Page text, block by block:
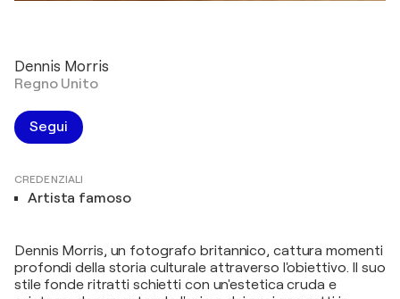
Dennis Morris
Regno Unito
Segui
CREDENZIALI
Artista famoso
Dennis Morris, un fotografo britannico, cattura momenti
profondi della storia culturale attraverso l'obiettivo. Il suo
stile fonde ritratti schietti con un'estetica cruda e